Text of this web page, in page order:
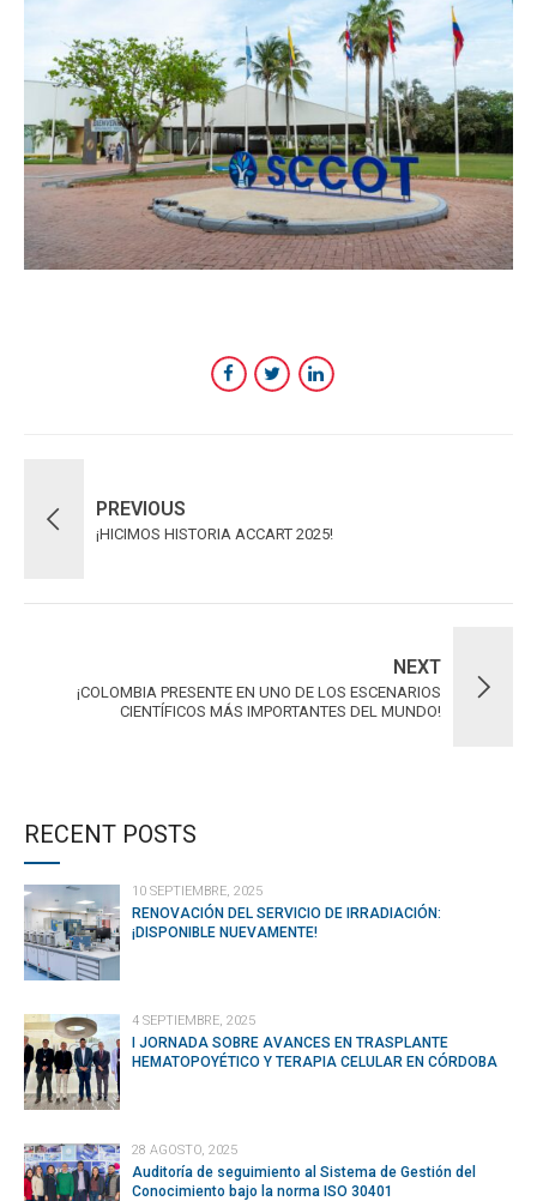
PREVIOUS
¡HICIMOS HISTORIA ACCART 2025!
NEXT
¡COLOMBIA PRESENTE EN UNO DE LOS ESCENARIOS
CIENTÍFICOS MÁS IMPORTANTES DEL MUNDO!
RECENT POSTS
10 SEPTIEMBRE, 2025
RENOVACIÓN DEL SERVICIO DE IRRADIACIÓN:
¡DISPONIBLE NUEVAMENTE!
4 SEPTIEMBRE, 2025
I JORNADA SOBRE AVANCES EN TRASPLANTE
HEMATOPOYÉTICO Y TERAPIA CELULAR EN CÓRDOBA
28 AGOSTO, 2025
Auditoría de seguimiento al Sistema de Gestión del
Conocimiento bajo la norma ISO 30401